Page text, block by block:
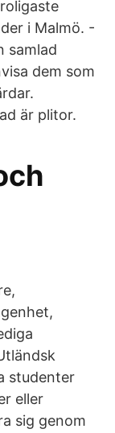
i Malmö. -
samlad
dem som
är plitor.
studenter
eller
sig genom